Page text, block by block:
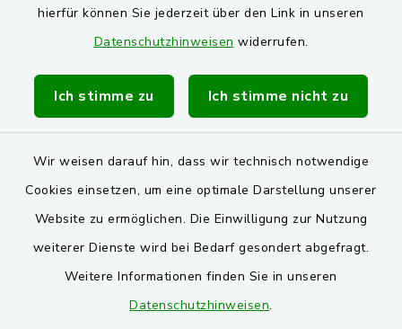
hierfür können Sie jederzeit über den Link in unseren
Datenschutzhinweisen widerrufen.
Ich stimme zu Ich stimme nicht zu
Wir weisen darauf hin, dass wir technisch notwendige
Cookies einsetzen, um eine optimale Darstellung unserer
Website zu ermöglichen. Die Einwilligung zur Nutzung
weiterer Dienste wird bei Bedarf gesondert abgefragt.
Weitere Informationen finden Sie in unseren
Datenschutzhinweisen.
Markt Schwarzenfeld
Gemeinde Stulln
Verwaltungsgemeinschaft Schwarzenfeld
Barrierefreiheit